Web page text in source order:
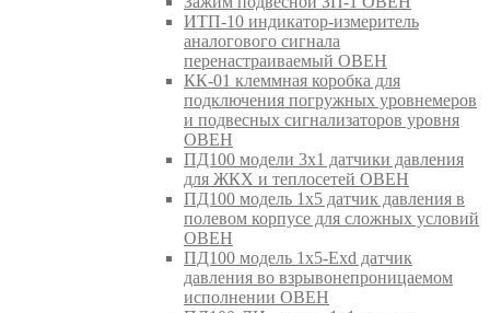
ИТП-10 индикатор-измеритель
аналогового сигнала
перенастраиваемый ОВЕН
КК-01 клеммная коробка для
подключения погружных уровнемеров
и подвесных сигнализаторов уровня
ОВЕН
ПД100 модели 3х1 датчики давления
для ЖКХ и теплосетей ОВЕН
ПД100 модель 1х5 датчик давления в
полевом корпусе для сложных условий
ОВЕН
ПД100 модель 1х5-Exd датчик
давления во взрывонепроницаемом
исполнении ОВЕН